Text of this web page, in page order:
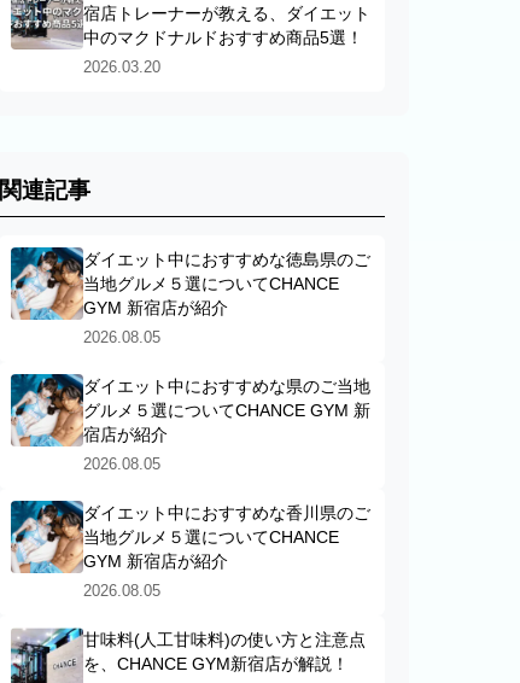
宿店トレーナーが教える、ダイエット
中のマクドナルドおすすめ商品5選！
2026.03.20
関連記事
ダイエット中におすすめな徳島県のご
当地グルメ５選についてCHANCE
GYM 新宿店が紹介
2026.08.05
ダイエット中におすすめな県のご当地
グルメ５選についてCHANCE GYM 新
宿店が紹介
2026.08.05
ダイエット中におすすめな香川県のご
当地グルメ５選についてCHANCE
GYM 新宿店が紹介
2026.08.05
甘味料(人工甘味料)の使い方と注意点
を、CHANCE GYM新宿店が解説！